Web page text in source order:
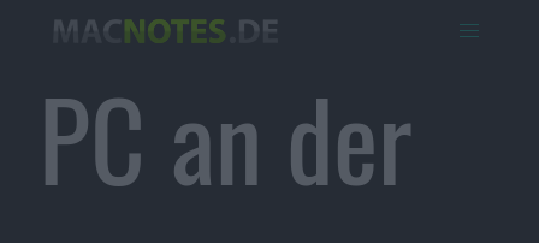
PC an der